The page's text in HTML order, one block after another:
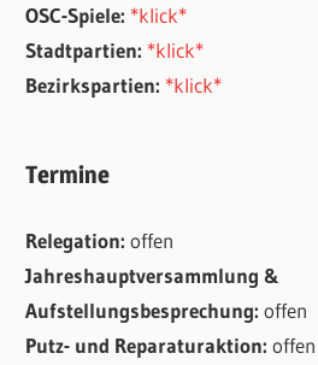
OSC-Spiele: *klick*
Stadtpartien: *klick*
Bezirkspartien: *klick*
Termine
Relegation:offen
Jahreshauptversammlung &
Aufstellungsbesprechung:offen
Putz- und Reparaturaktion:offen